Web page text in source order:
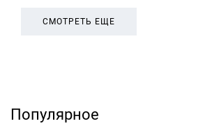
СМОТРЕТЬ ЕЩЕ
Популярное